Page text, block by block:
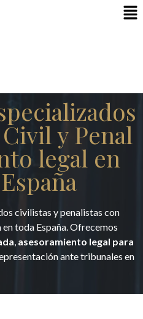
y Penal
legal en
civilistas y penalistas con
toda España. Ofrecemos
, asesoramiento legal para
ante tribunales en